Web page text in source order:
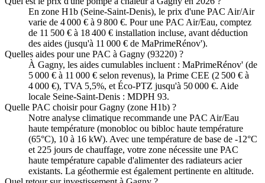
En zone H1b (Seine-Saint-Denis), le prix d'une PAC Air/Air
varie de 4 000 € à 9 800 €. Pour une PAC Air/Eau, comptez
de 11 500 € à 18 400 € installation incluse, avant déduction
des aides (jusqu'à 11 000 € de MaPrimeRénov').
Quelles aides pour une PAC à Gagny (93220) ?
À Gagny, les aides cumulables incluent : MaPrimeRénov' (de
5 000 € à 11 000 € selon revenus), la Prime CEE (2 500 € à
4 000 €), TVA 5,5%, et Éco-PTZ jusqu'à 50 000 €. Aide
locale Seine-Saint-Denis : MDPH 93.
Quelle PAC choisir pour Gagny (zone H1b) ?
Notre analyse climatique recommande une PAC Air/Eau
haute température (monobloc ou bibloc haute température
(65°C), 10 à 16 kW). Avec une température de base de -12°C
et 225 jours de chauffage, votre zone nécessite une PAC
haute température capable d'alimenter des radiateurs acier
existants. La géothermie est également pertinente en altitude.